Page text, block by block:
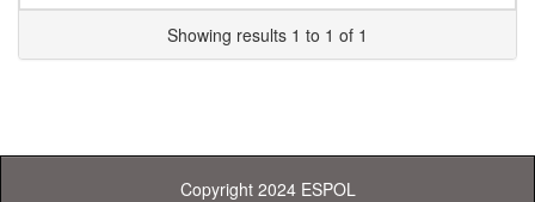
Showing results 1 to 1 of 1
Copyright 2024 ESPOL